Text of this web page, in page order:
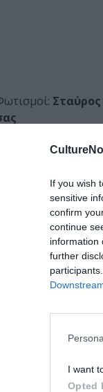
If you wish
sensitive
confirm
continue
information
further
I want
Opted
Δήμητρα
Τάγαρη
We Will